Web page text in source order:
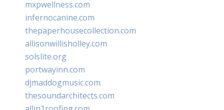
mxpwellness.com
infernocanine.com
thepaperhousecollection.com
allisonwillisholley.com
solslite.org
portwayinn.com
djmaddogmusic.com
thesoundarchitects.com